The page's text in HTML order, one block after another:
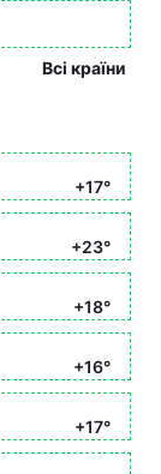
Всі країни
+17°
+23°
+18°
+16°
+17°